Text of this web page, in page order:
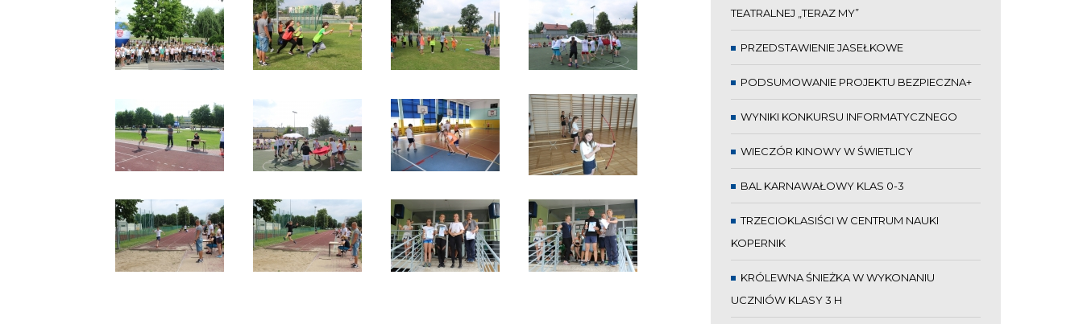
TEATRALNEJ „TERAZ MY”
PRZEDSTAWIENIE JASEŁKOWE
PODSUMOWANIE PROJEKTU BEZPIECZNA+
WYNIKI KONKURSU INFORMATYCZNEGO
WIECZÓR KINOWY W ŚWIETLICY
BAL KARNAWAŁOWY KLAS 0-3
TRZECIOKLASIŚCI W CENTRUM NAUKI
KOPERNIK
KRÓLEWNA ŚNIEŻKA W WYKONANIU
UCZNIÓW KLASY 3 H